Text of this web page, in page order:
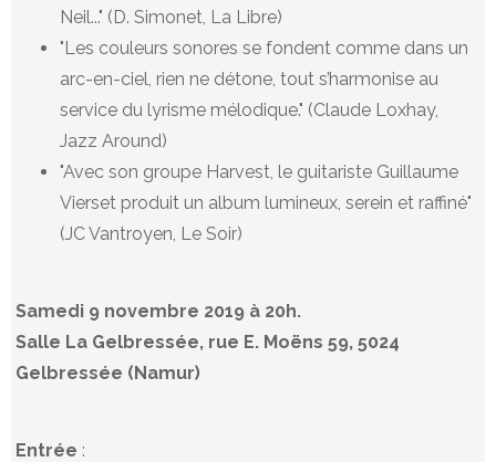
Neil..." (D. Simonet, La Libre)
"Les couleurs sonores se fondent comme dans un
arc-en-ciel, rien ne détone, tout s’harmonise au
service du lyrisme mélodique." (Claude Loxhay,
Jazz Around)
"Avec son groupe Harvest, le guitariste Guillaume
Vierset produit un album lumineux, serein et raffiné"
(JC Vantroyen, Le Soir)
Samedi 9 novembre 2019 à 20h.
Salle La Gelbressée, rue E. Moëns 59, 5024
Gelbressée (Namur)
Entrée :